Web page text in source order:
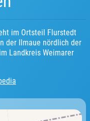
im Ortsteil Flurstedt
der Ilmaue nördlich der
Landkreis Weimarer